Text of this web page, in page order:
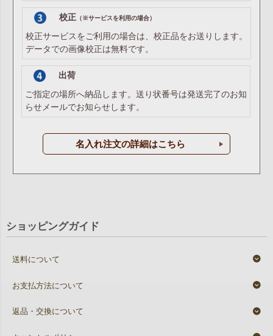
校正 （※サービスを利用の場合）
校正サービスをご利用の場合は、校正品をお送りします。
データでの画像校正は無料です。
出荷
ご指定の場所へ納品します。送り状番号は発送完了のお知
らせメールでお知らせします。
名入れ注文の詳細はこちら
ショッピングガイド
送料について
お支払方法について
返品・交換について